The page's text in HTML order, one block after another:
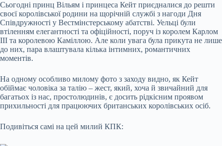
Сьогодні принц Вільям і принцеса Кейт приєдналися до решти
своєїкоролівської родини на щорічній службі з нагоди Дня
Співдружності у Вестмінстерському абатстві. Уельці були
втіленням елегантності та офіційності, поруч із королем Карлом
III та королевою Каміллою. Але коли увага була прикута не лише
до них, пара влаштувала кілька інтимних, романтичних
моментів.
На одному особливо милому фото з заходу видно, як Кейт
обіймає чоловіка за талію – жест, який, хоча й звичайний для
багатьох із нас, простолюдинів, є досить рідкісним проявом
прихильності для працюючих британських королівських осіб.
Подивіться самі на цей милий КПК: